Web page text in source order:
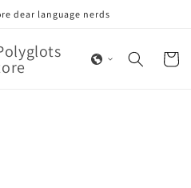
dear language nerds
Cart